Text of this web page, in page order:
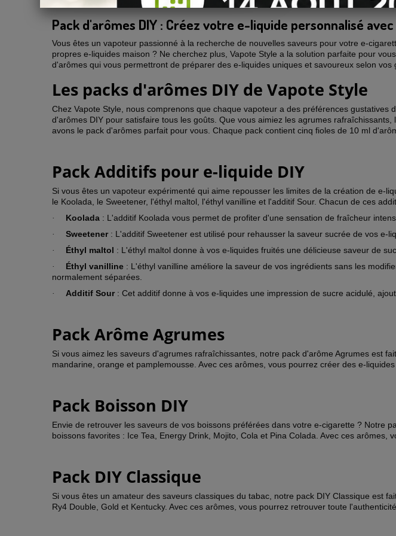
Pack d'arômes DIY : Créez votre e-liquide personnalisé
Vous êtes un vapoteur passionné à la recherche de nouvelles saveurs pour votre e-
propres e-liquides maison ? Ne cherchez plus, Vapote Style a la solution parfaite pour
d'arômes qui vous permettront de préparer des e-liquides uniques et savoureux selon vos
Les packs d'arômes DIY de Vapote Style
Chez Vapote Style, nous comprenons que chaque vapoteur a des préférences
d'arômes DIY pour satisfaire tous les goûts. Que vous aimiez les agrumes
avons le pack d'arômes parfait pour vous. Chaque pack contient cinq fioles de 10 ml
Pack Additifs pour e-liquide DIY
Si vous êtes un vapoteur expérimenté qui aime repousser les limites de la création de e-
le Koolada, le Sweetener, l'éthyl maltol, l'éthyl vanilline et l'additif Sour. Chacun de ces
· Koolada : L'additif Koolada vous permet de profiter d'une sensation de fraîcheur
· Sweetener: L'additif Sweetener est utilisé pour rehausser la saveur sucrée de vos e-
· Éthyl maltol : L'éthyl maltol donne à vos e-liquides fruités une délicieuse saveur de
· Éthyl vanilline : L'éthyl vanilline améliore la saveur de vos ingrédients sans les
normalement séparées.
· Additif Sour: Cet additif donne à vos e-liquides une impression de sucre acidulé,
Pack Arôme Agrumes
Si vous aimez les saveurs d'agrumes rafraîchissantes, notre pack d'arôme Agrumes est
mandarine, orange et pamplemousse. Avec ces arômes, vous pourrez créer des e-
Pack Boisson DIY
Envie de retrouver les saveurs de vos boissons préférées dans votre e-cigarette ? Notre
boissons favorites : Ice Tea, Energy Drink, Mojito, Cola et Pina Colada. Avec ces
Pack DIY Classique
Si vous êtes un amateur des saveurs classiques du tabac, notre pack DIY Classique est
Ry4 Double, Gold et Kentucky. Avec ces arômes, vous pourrez retrouver toute